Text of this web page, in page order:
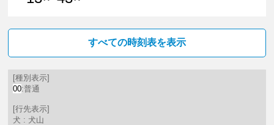
すべての時刻表を表示
[種別表示]
00:普通
[行先表示]
犬 : 犬山